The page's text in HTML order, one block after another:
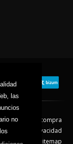
las
no
de compra
Política de Privacidad
Cookies
Sitemap